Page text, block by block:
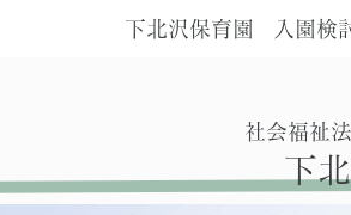
下北沢保育園 入園検
社会福祉
下